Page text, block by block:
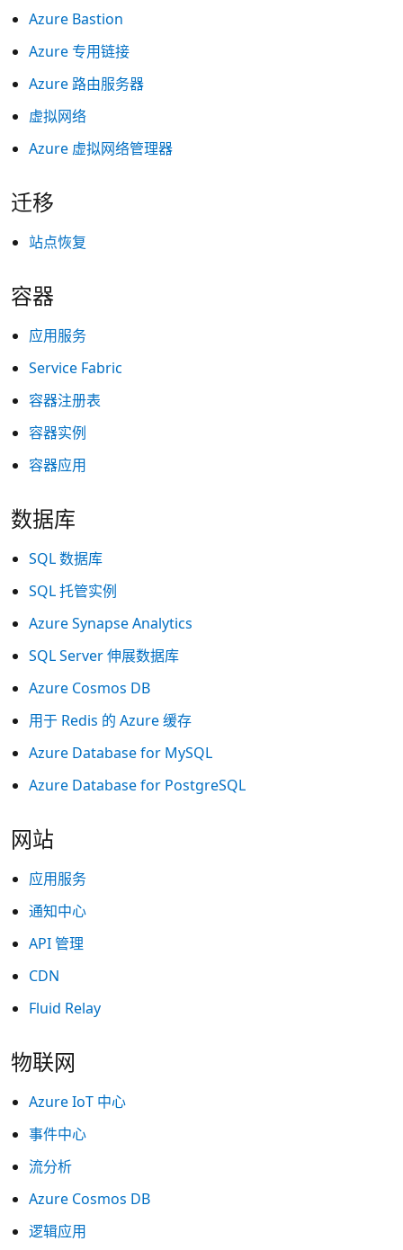
Azure Bastion
Azure 专用链接
Azure 路由服务器
虚拟网络
Azure 虚拟网络管理器
迁移
站点恢复
容器
应用服务
Service Fabric
容器注册表
容器实例
容器应用
数据库
SQL 数据库
SQL 托管实例
Azure Synapse Analytics
SQL Server 伸展数据库
Azure Cosmos DB
用于 Redis 的 Azure 缓存
Azure Database for MySQL
Azure Database for PostgreSQL
网站
应用服务
通知中心
API 管理
CDN
Fluid Relay
物联网
Azure IoT 中心
事件中心
流分析
Azure Cosmos DB
逻辑应用